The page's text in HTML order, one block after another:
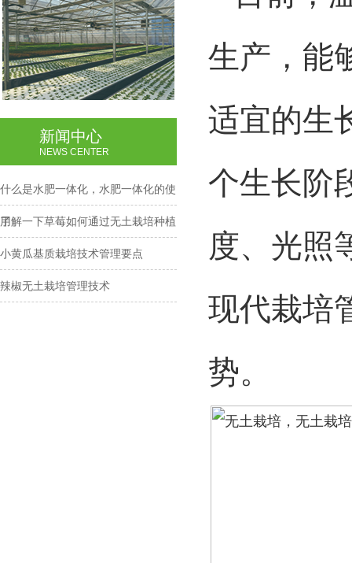
新闻中心
NEWS CENTER
什么是水肥一体化，水肥一体化的使
用
了解一下草莓如何通过无土栽培种植
小黄瓜基质栽培技术管理要点
辣椒无土栽培管理技术
生产，能
适宜的生
个生长阶
度、光照
现代栽培
势。